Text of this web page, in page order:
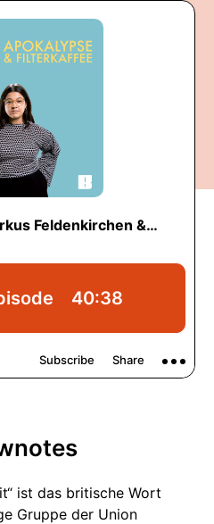
ist das britische Wort
Gruppe der Union